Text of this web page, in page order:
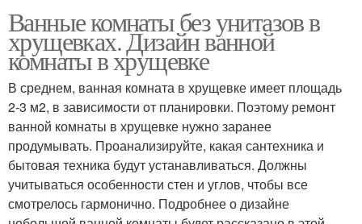
Комната без раковины Комнаты с душевой
Санузел в хрущевке Ремонт в хрущевке
Комнаты в темных
тонах
Комнаты в кирпичной
хрущевке
Ванные комнаты без унитазов в
хрущевках. Дизайн ванной
комнаты в хрущевке
В среднем, ванная комната в хрущевке имеет площадь
2-3 м2, в зависимости от планировки. Поэтому ремонт
ванной комнаты в хрущевке нужно заранее
продумывать. Проанализируйте, какая сантехника и
бытовая техника будут устанавливаться. Должны
учитываться особенности стен и углов, чтобы все
смотрелось гармонично. Подробнее о дизайне